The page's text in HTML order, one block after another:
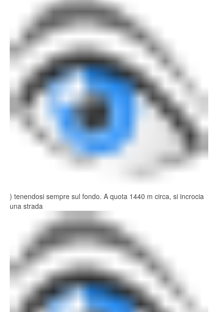
) tenendosi sempre sul fondo. A quota 1440 m circa, si incrocia
una strada